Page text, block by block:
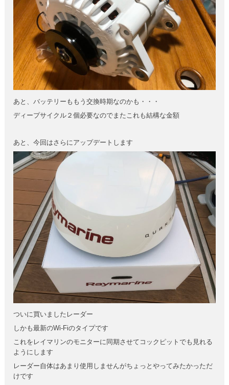
あと、バッテリーももう交換時期なのかも・・・
ディープサイクル２個必要なのでまたこれも結構な金額
あと、今回はさらにアップデートします
ついに買いましたレーダー
しかも最新のWi-Fiのタイプです
これをレイマリンのモニターに同期させてコックピットでも見れる
ようにします
レーダー自体はあまり使用しませんがちょっとやってみたかっただ
けです